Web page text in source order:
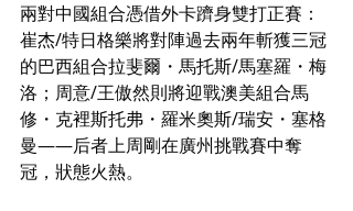
兩對中國組合憑借外卡躋身雙打正賽：
崔杰/特日格樂將對陣過去兩年斬獲三冠
的巴西組合拉斐爾・馬托斯/馬塞羅・梅
洛；周意/王傲然則將迎戰澳美組合馬
修・克裡斯托弗・羅米奧斯/瑞安・塞格
曼——后者上周剛在廣州挑戰賽中奪
冠，狀態火熱。